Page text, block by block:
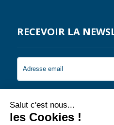
RECEVOIR LA
Je souhaite recevoir